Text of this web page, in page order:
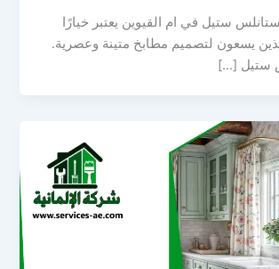
ستيل في ام القيوين يعتبر خيارًا
يسعون لتصميم مطابخ متينة وعصرية.
ستيل […]